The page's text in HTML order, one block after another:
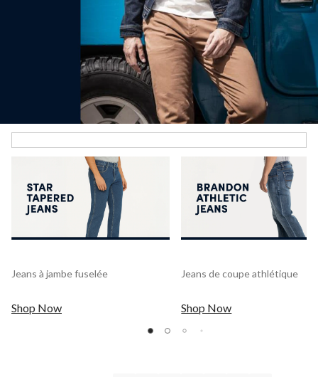
Jeans à jambe fuselée
Shop Now
Jeans de coupe athlétique
Shop Now